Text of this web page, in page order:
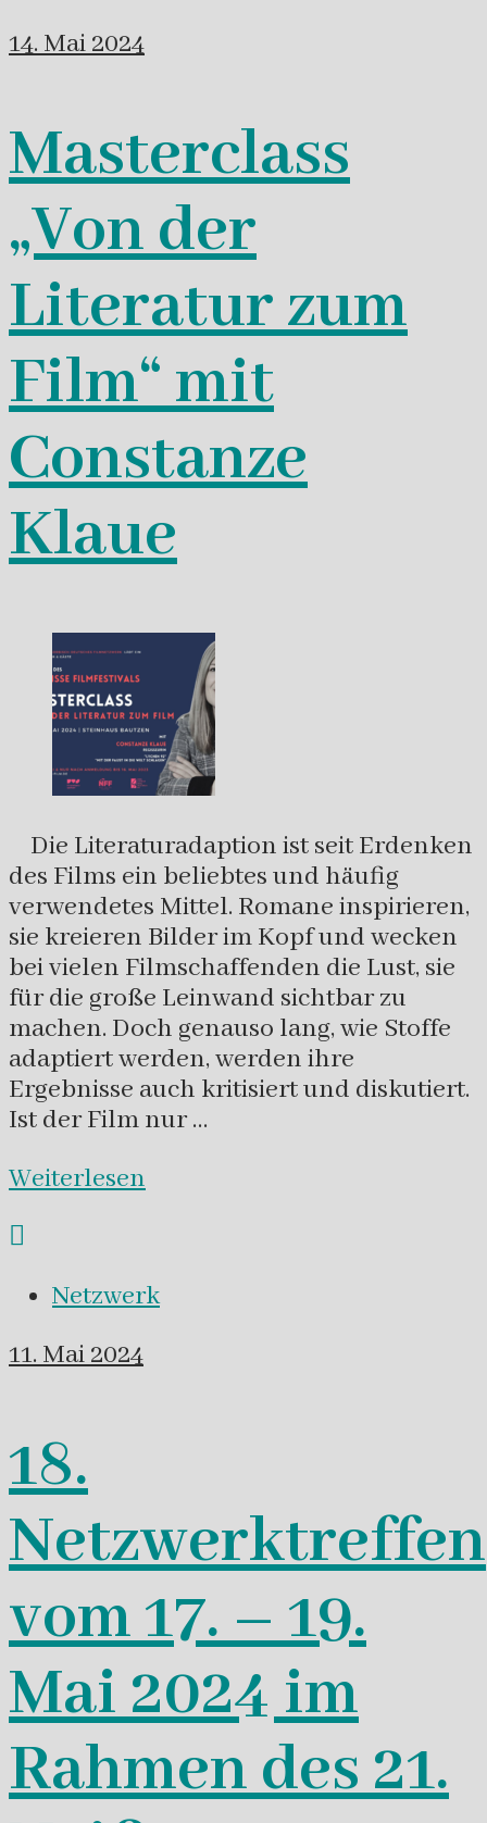
14. Mai 2024
Masterclass
„Von der
Literatur zum
Film“ mit
Constanze
Klaue
Die Literaturadaption ist seit Erdenken
des Films ein beliebtes und häufig
verwendetes Mittel. Romane inspirieren,
sie kreieren Bilder im Kopf und wecken
bei vielen Filmschaffenden die Lust, sie
für die große Leinwand sichtbar zu
machen. Doch genauso lang, wie Stoffe
adaptiert werden, werden ihre
Ergebnisse auch kritisiert und diskutiert.
Ist der Film nur …
Weiterlesen
Netzwerk
11. Mai 2024
18.
Netzwerktreffen
vom 17. – 19.
Mai 2024 im
Rahmen des 21.